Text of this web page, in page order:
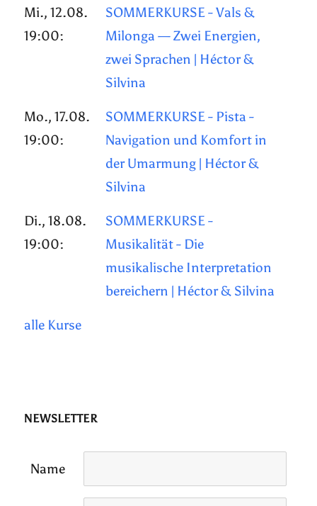
Mi., 12.08.
19:00:
SOMMERKURSE - Vals &
Milonga — Zwei Energien,
zwei Sprachen | Héctor &
Silvina
Mo., 17.08.
19:00:
SOMMERKURSE - Pista -
Navigation und Komfort in
der Umarmung | Héctor &
Silvina
Di., 18.08.
19:00:
SOMMERKURSE -
Musikalität - Die
musikalische Interpretation
bereichern | Héctor & Silvina
alle Kurse
NEWSLETTER
Name